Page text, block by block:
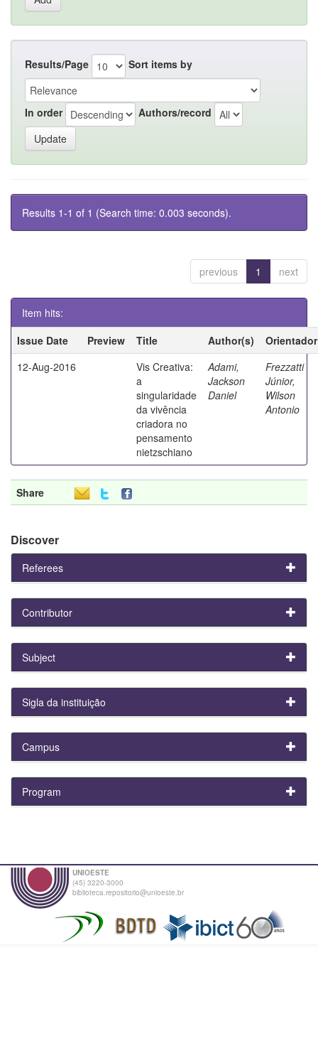
Results/Page Sort items by
In order Authors/record
Results 1-1 of 1 (Search time: 0.003 seconds).
previous 1 next
Item hits:
Issue Date
Preview Title Author(s)
Orientador
12-Aug-2016
Vis Creativa:
a
singularidade
da vivência
criadora no
pensamento
nietzschiano
Adami,
Jackson
Daniel
Frezzatti
Júnior,
Wilson
Antonio
Share
Discover
Referees
Contributor
Subject
Sigla da instituição
Campus
Program
UNIOESTE
(45) 3220-3000
biblioteca.repositorio@unioeste.br